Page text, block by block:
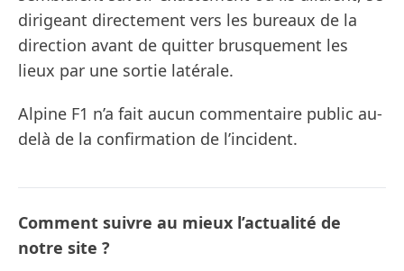
dirigeant directement vers les bureaux de la
direction avant de quitter brusquement les
lieux par une sortie latérale.
Alpine F1 n’a fait aucun commentaire public au-
delà de la confirmation de l’incident.
Comment suivre au mieux l’actualité de
notre site ?